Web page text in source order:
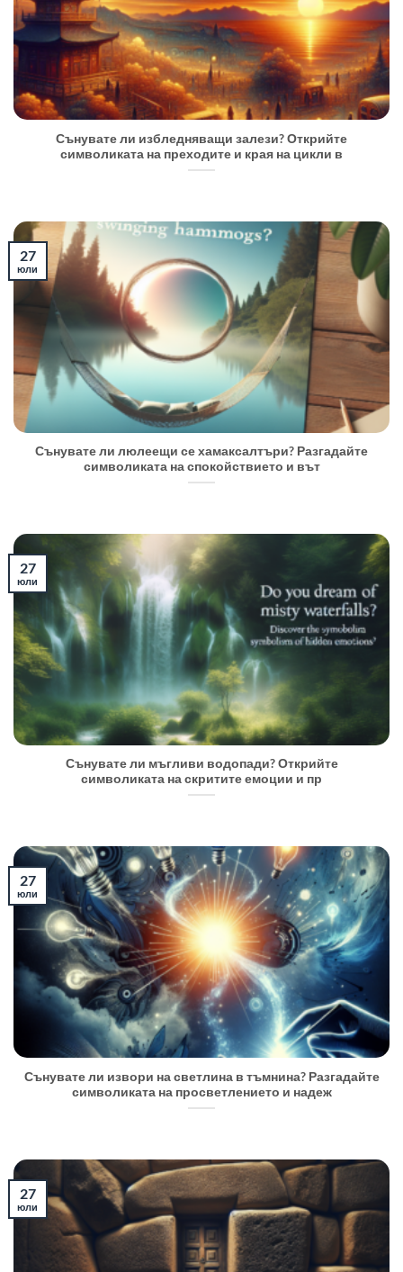
Сънувате ли избледняващи залези? Открийте
символиката на преходите и края на цикли в
Сънувате ли люлеещи се хамаксалтъри? Разгадайте
символиката на спокойствието и вът
27
юли
Сънувате ли мъгливи водопади? Открийте
символиката на скритите емоции и пр
27
юли
Сънувате ли извори на светлина в тъмнина? Разгадайте
символиката на просветлението и надеж
27
юли
27
юли